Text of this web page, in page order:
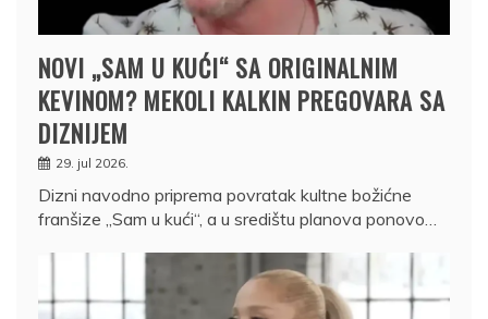
NOVI „SAM U KUĆI“ SA ORIGINALNIM
KEVINOM? MEKOLI KALKIN PREGOVARA SA
DIZNIJEM
29. jul 2026.
Dizni navodno priprema povratak kultne božićne
franšize „Sam u kući“, a u središtu planova ponovo…